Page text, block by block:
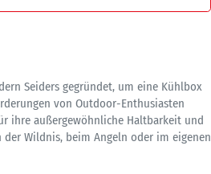
Seiders gegründet, um eine Kühlbox
von Outdoor-Enthusiasten
ihre außergewöhnliche Haltbarkeit und
Wildnis, beim Angeln oder im eigenen